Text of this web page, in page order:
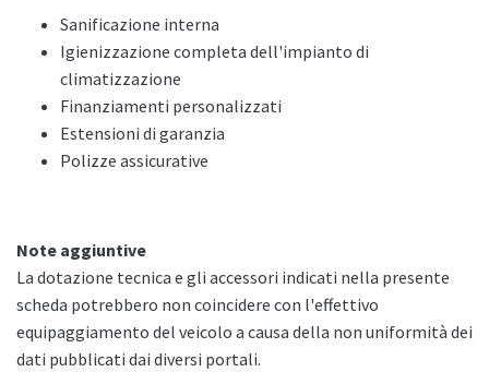
Sanificazione interna
Igienizzazione completa dell'impianto di
climatizzazione
Finanziamenti personalizzati
Estensioni di garanzia
Polizze assicurative
Note aggiuntive
La dotazione tecnica e gli accessori indicati nella presente
scheda potrebbero non coincidere con l'effettivo
equipaggiamento del veicolo a causa della non uniformità dei
dati pubblicati dai diversi portali.